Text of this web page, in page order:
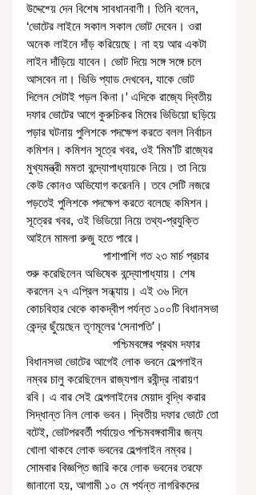
উদ্দেশ্য়ে দেন বিশেষ সাবধানবাণী। তিনি বলেন,
‘ভোটের লাইনে সকাল সকাল ভোট দেবেন। ওরা
অনেক লাইনে দাঁড় করিয়েছে। না হয় আর একটা
লাইন দাঁড়িয়ে যাবেন। ভোট দিয়ে সঙ্গে সঙ্গে চলে
আসবেন না। ভিভি প্যাড দেখবেন, যাকে ভোট
দিলেন সেটাই পড়ল কিনা।' এদিকে রাজ্যে দ্বিতীয়
দফার ভোটের আগে কুরুচিকর মিমের ভিডিয়ো ছড়িয়ে
পড়ার ঘটনায় পুলিশকে পদক্ষেপ করতে বলল নির্বাচন
কমিশন। কমিশন সূত্রে খবর, ওই ‘মিম’টি রাজ্যের
মুখ্যমন্ত্রী মমতা বন্দ্যোপাধ্যায়কে নিয়ে। তা নিয়ে
কেউ কোনও অভিযোগ করেননি। তবে সেটি নজরে
পড়তেই পুলিশকে পদক্ষেপ করতে বলেছে কমিশন।
সূত্রের খবর, ওই ভিডিয়ো নিয়ে তথ্য-প্রযুক্তি
আইনে মামলা রুজু হতে পারে।
শুরু করেছিলেন অভিষেক বন্দ্যোপাধ্যায়। শেষ
করলেন ২৭ এপ্রিল সন্ধ্যায়। এই ৩৬ দিনে
কোচবিহার থেকে কাকদ্বীপ পর্যন্ত ১০০টি বিধানসভা
কেন্দ্র ছুঁয়েছেন তৃণমূলের ‘সেনাপতি’।
বিধানসভা ভোটের আগেই লোক ভবনে হেল্পলাইন
নম্বর চালু করেছিলেন রাজ্যপাল রবীন্দ্র নারায়ণ
রবি। এ বার সেই হেল্পলাইনের মেয়াদ বৃদ্ধি করার
সিদ্ধান্ত নিল লোক ভবন। দ্বিতীয় দফার ভোটে তো
বটেই, ভোটপরবর্তী পর্যায়েও পশ্চিমবঙ্গবাসীর জন্য
খোলা থাকবে লোক ভবনের হেল্পলাইন নম্বর।
সোমবার বিজ্ঞপ্তি জারি করে লোক ভবনের তরফে
জানানো হয়, আগামী ১০ মে পর্যন্ত নাগরিকদের